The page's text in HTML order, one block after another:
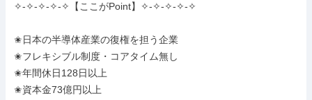
✧-✧-✧-✧-✧【ここがPoint】✧-✧-✧-✧-✧
✬日本の半導体産業の復権を担う企業
✬フレキシブル制度・コアタイム無し
✬年間休日128日以上
✬資本金73億円以上